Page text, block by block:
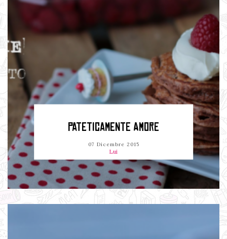
PATETICAMENTE AMORE
07 Dicembre 2015
Lui